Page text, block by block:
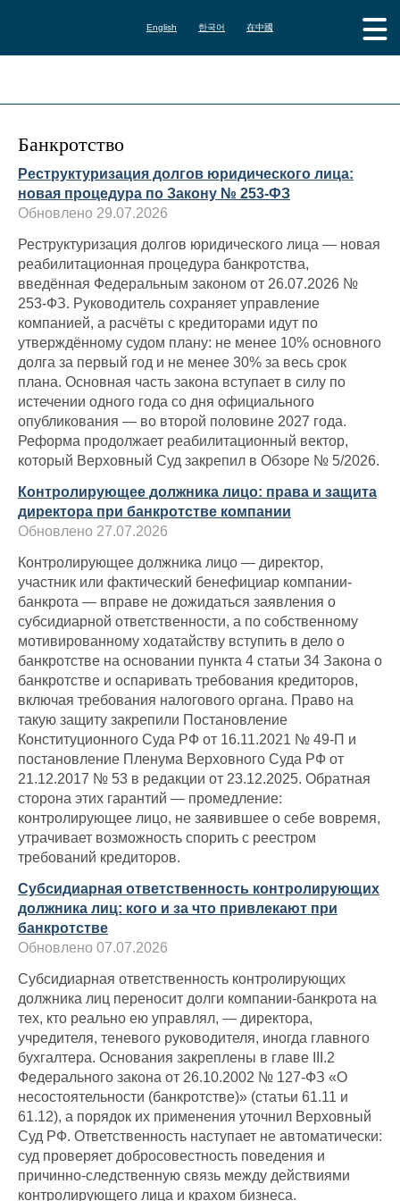
English 한국어 在中國
Банкротство
Реструктуризация долгов юридического лица:
новая процедура по Закону № 253-ФЗ
Обновлено 29.07.2026
Реструктуризация долгов юридического лица — новая
реабилитационная процедура банкротства,
введённая Федеральным законом от 26.07.2026 №
253-ФЗ. Руководитель сохраняет управление
компанией, а расчёты с кредиторами идут по
утверждённому судом плану: не менее 10% основного
долга за первый год и не менее 30% за весь срок
плана. Основная часть закона вступает в силу по
истечении одного года со дня официального
опубликования — во второй половине 2027 года.
Реформа продолжает реабилитационный вектор,
который Верховный Суд закрепил в Обзоре № 5/2026.
Контролирующее должника лицо: права и защита
директора при банкротстве компании
Обновлено 27.07.2026
Контролирующее должника лицо — директор,
участник или фактический бенефициар компании-
банкрота — вправе не дожидаться заявления о
субсидиарной ответственности, а по собственному
мотивированному ходатайству вступить в дело о
банкротстве на основании пункта 4 статьи 34 Закона о
банкротстве и оспаривать требования кредиторов,
включая требования налогового органа. Право на
такую защиту закрепили Постановление
Конституционного Суда РФ от 16.11.2021 № 49-П и
постановление Пленума Верховного Суда РФ от
21.12.2017 № 53 в редакции от 23.12.2025. Обратная
сторона этих гарантий — промедление:
контролирующее лицо, не заявившее о себе вовремя,
утрачивает возможность спорить с реестром
требований кредиторов.
Субсидиарная ответственность контролирующих
должника лиц: кого и за что привлекают при
банкротстве
Обновлено 07.07.2026
Субсидиарная ответственность контролирующих
должника лиц переносит долги компании-банкрота на
тех, кто реально ею управлял, — директора,
учредителя, теневого руководителя, иногда главного
бухгалтера. Основания закреплены в главе III.2
Федерального закона от 26.10.2002 № 127-ФЗ «О
несостоятельности (банкротстве)» (статьи 61.11 и
61.12), а порядок их применения уточнил Верховный
Суд РФ. Ответственность наступает не автоматически:
суд проверяет добросовестность поведения и
причинно-следственную связь между действиями
контролирующего лица и крахом бизнеса.